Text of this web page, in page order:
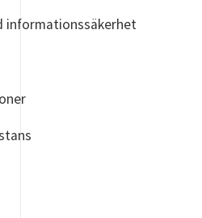
informationssäkerhet